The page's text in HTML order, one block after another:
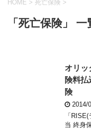
HOME > 死亡保険 >
「死亡保険」 一
オリッ
険料
険
2014/
「
当 終身